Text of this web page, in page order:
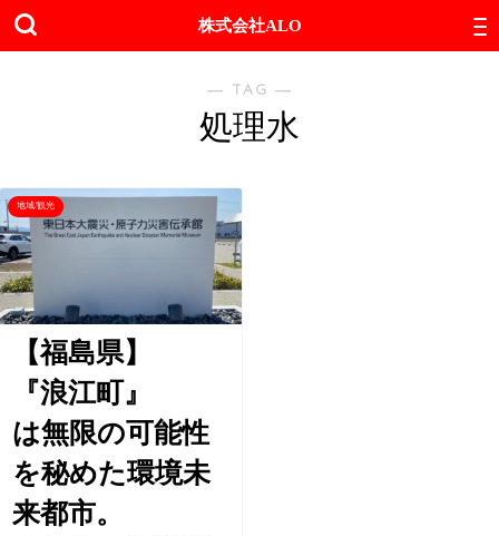
株式会社ALO
― TAG ―
処理水
地域/観光
【福島県】
『浪江町』
は無限の可能性
を秘めた環境未
来都市。